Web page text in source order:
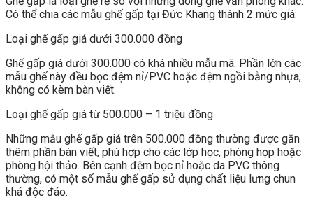
Có thể chia các mẫu ghế gấp tại Đức Khang thành 2 mức giá:
Loại ghế gấp giá dưới 300.000 đồng
Ghế gấp giá dưới 300.000 có khá nhiều mẫu mã. Phần lớn các
mẫu ghế này đều bọc đệm nỉ/PVC hoặc đệm ngồi bằng nhựa,
không có kèm bàn viết.
Loại ghế gấp giá từ 500.000 – 1 triệu đồng
Những mẫu ghế gấp giá trên 500.000 đồng thường được gắn
thêm phần bàn viết, phù hợp cho các lớp học, phòng họp hoặc
phòng hội thảo. Bên cạnh đệm bọc nỉ hoặc da PVC thông
thường, có một số mẫu ghế gấp sử dụng chất liệu lưng chun
khá độc đáo.